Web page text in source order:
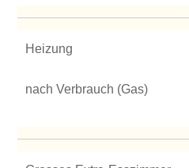
Heizung
nach Verbrauch (Gas)